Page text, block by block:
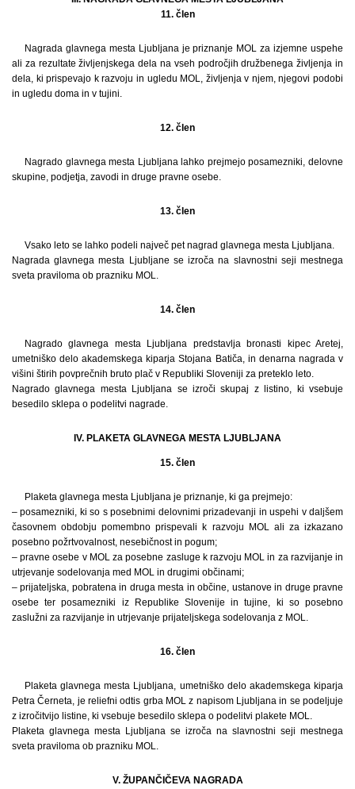
11. člen
Nagrada glavnega mesta Ljubljana je priznanje MOL za izjemne uspehe
ali za rezultate življenjskega dela na vseh področjih družbenega življenja in
dela, ki prispevajo k razvoju in ugledu MOL, življenja v njem, njegovi podobi
in ugledu doma in v tujini.
12. člen
Nagrado glavnega mesta Ljubljana lahko prejmejo posamezniki, delovne
skupine, podjetja, zavodi in druge pravne osebe.
13. člen
Vsako leto se lahko podeli največ pet nagrad glavnega mesta Ljubljana.
Nagrada glavnega mesta Ljubljane se izroča na slavnostni seji mestnega
sveta praviloma ob prazniku MOL.
14. člen
Nagrado glavnega mesta Ljubljana predstavlja bronasti kipec Aretej,
umetniško delo akademskega kiparja Stojana Batiča, in denarna nagrada v
višini štirih povprečnih bruto plač v Republiki Sloveniji za preteklo leto.
Nagrado glavnega mesta Ljubljana se izroči skupaj z listino, ki vsebuje
besedilo sklepa o podelitvi nagrade.
IV. PLAKETA GLAVNEGA MESTA LJUBLJANA
15. člen
Plaketa glavnega mesta Ljubljana je priznanje, ki ga prejmejo:
– posamezniki, ki so s posebnimi delovnimi prizadevanji in uspehi v daljšem
časovnem obdobju pomembno prispevali k razvoju MOL ali za izkazano
posebno požrtvovalnost, nesebičnost in pogum;
– pravne osebe v MOL za posebne zasluge k razvoju MOL in za razvijanje in
utrjevanje sodelovanja med MOL in drugimi občinami;
– prijateljska, pobratena in druga mesta in občine, ustanove in druge pravne
osebe ter posamezniki iz Republike Slovenije in tujine, ki so posebno
zaslužni za razvijanje in utrjevanje prijateljskega sodelovanja z MOL.
16. člen
Plaketa glavnega mesta Ljubljana, umetniško delo akademskega kiparja
Petra Černeta, je reliefni odtis grba MOL z napisom Ljubljana in se podeljuje
z izročitvijo listine, ki vsebuje besedilo sklepa o podelitvi plakete MOL.
Plaketa glavnega mesta Ljubljana se izroča na slavnostni seji mestnega
sveta praviloma ob prazniku MOL.
V. ŽUPANČIČEVA NAGRADA